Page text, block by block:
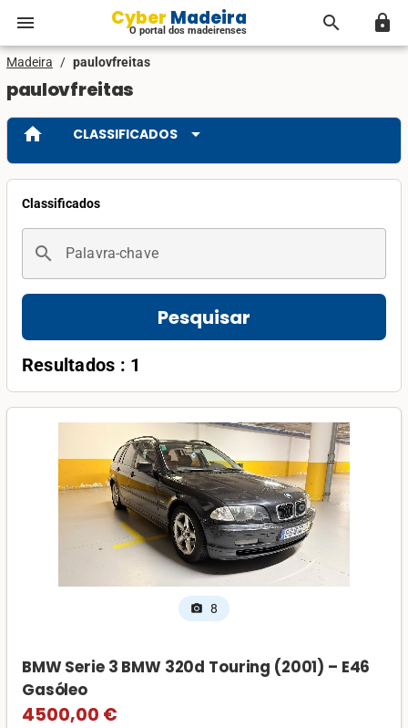
menu Cyber Madeira
O portal dos madeirenses search lock
Madeira / paulovfreitas
paulovfreitas
home CLASSIFICADOS arrow_drop_down
Classificados
search Palavra-chave
Pesquisar
Resultados : 1
photo_camera 8
BMW Serie 3 BMW 320d Touring (2001) – E46
Gasóleo
4500,00 €